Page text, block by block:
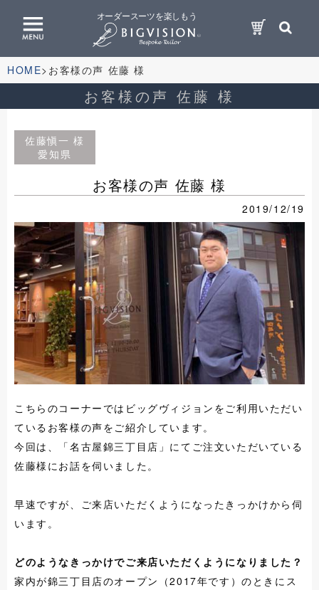
オーダースーツを楽しもう
HOME お客様の声 佐藤 様
お客様の声 佐藤 様
佐藤愼一 様
愛知県
お客様の声 佐藤 様
2019/12/19
こちらのコーナーではビッグヴィジョンをご利用いただい
ているお客様の声をご紹介しています。
今回は、「名古屋錦三丁目店」にてご注文いただいている
佐藤様にお話を伺いました。
早速ですが、ご来店いただくようになったきっかけから伺
います。
どのようなきっかけでご来店いただくようになりました？
家内が錦三丁目店のオープン（2017年です）のときにス